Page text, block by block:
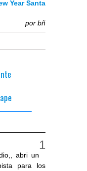
Year Santa
por bñ
abri un
para los